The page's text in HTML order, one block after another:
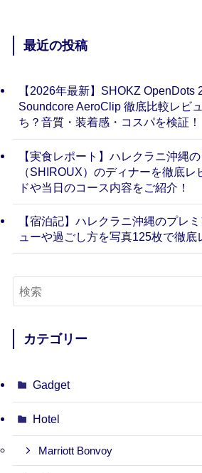
最近の投稿
【2026年最新】SHOKZ OpenDots
Soundcore AeroClip 徹底比較レビ
ち？音質・装着感・コスパを検証！
【実食レポート】ハレクラニ沖縄
（SHIROUX）のディナーを徹底
ドや当日のコース内容をご紹介！
【宿泊記】ハレクラニ沖縄のプレ
ューや過ごし方を写真125枚で徹底
カテゴリー
Gadget
Hotel
Marriott Bonvoy